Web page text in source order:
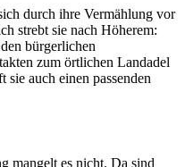
durch ihre Vermählung vor
strebt sie nach Höherem:
bürgerlichen
zum örtlichen Landadel
auch einen passenden
mangelt es nicht. Da sind